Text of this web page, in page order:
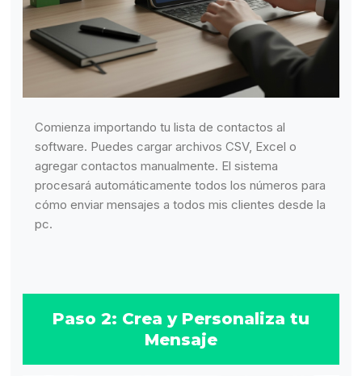
Comienza importando tu lista de contactos al
software. Puedes cargar archivos CSV, Excel o
agregar contactos manualmente. El sistema
procesará automáticamente todos los números para
cómo enviar mensajes a todos mis clientes desde la
pc.
Paso 2: Crea y Personaliza tu
Mensaje